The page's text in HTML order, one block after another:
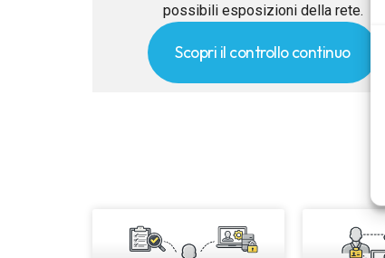
possibili esposizioni della rete.
Scopri il controllo continuo